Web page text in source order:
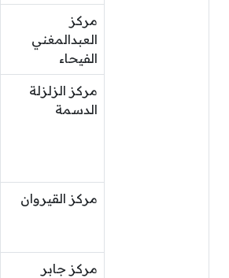
مركز
العبدالمغني
الفيحاء
مركز الزلزلة
الدسمة
مركز القيروان
مركز جابر